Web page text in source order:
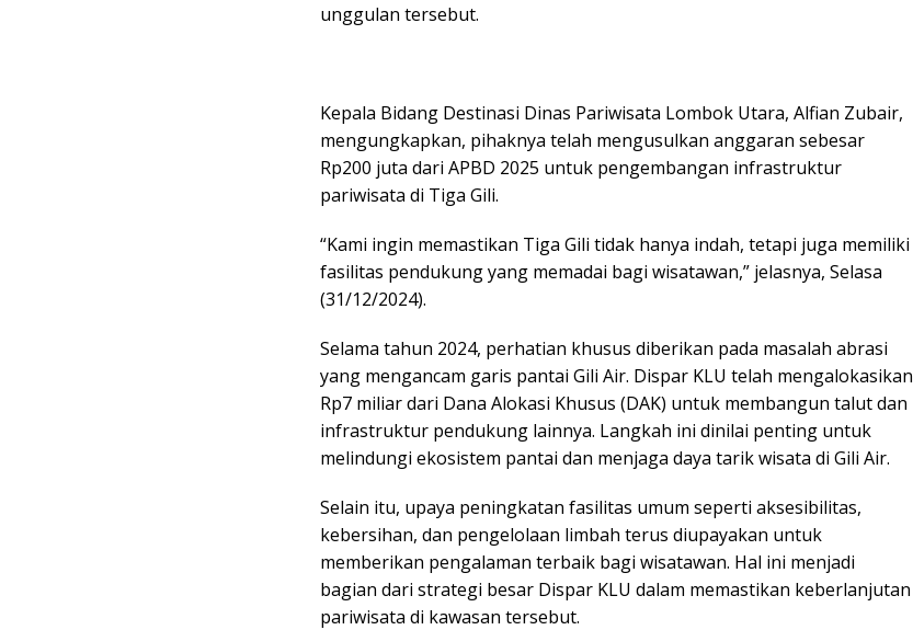
unggulan tersebut.
Kepala Bidang Destinasi Dinas Pariwisata Lombok Utara, Alfian Zubair,
mengungkapkan, pihaknya telah mengusulkan anggaran sebesar
Rp200 juta dari APBD 2025 untuk pengembangan infrastruktur
pariwisata di Tiga Gili.
“Kami ingin memastikan Tiga Gili tidak hanya indah, tetapi juga memiliki
fasilitas pendukung yang memadai bagi wisatawan,” jelasnya, Selasa
(31/12/2024).
Selama tahun 2024, perhatian khusus diberikan pada masalah abrasi
yang mengancam garis pantai Gili Air. Dispar KLU telah mengalokasikan
Rp7 miliar dari Dana Alokasi Khusus (DAK) untuk membangun talut dan
infrastruktur pendukung lainnya. Langkah ini dinilai penting untuk
melindungi ekosistem pantai dan menjaga daya tarik wisata di Gili Air.
Selain itu, upaya peningkatan fasilitas umum seperti aksesibilitas,
kebersihan, dan pengelolaan limbah terus diupayakan untuk
memberikan pengalaman terbaik bagi wisatawan. Hal ini menjadi
bagian dari strategi besar Dispar KLU dalam memastikan keberlanjutan
pariwisata di kawasan tersebut.